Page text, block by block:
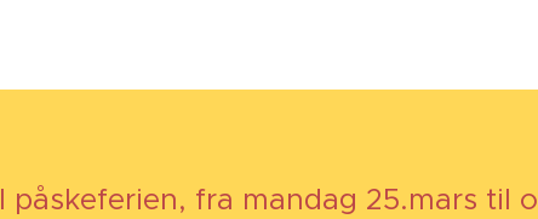
I påskeferien, fra mandag 25.mars til